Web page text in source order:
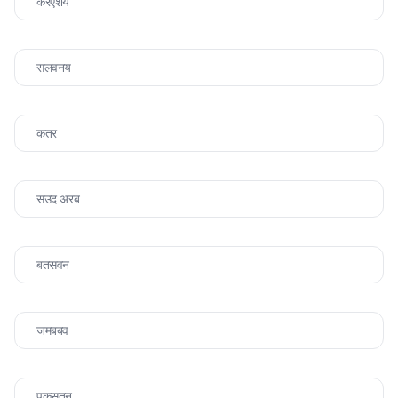
सलवनय
कतर
सउद अरब
बतसवन
जमबबव